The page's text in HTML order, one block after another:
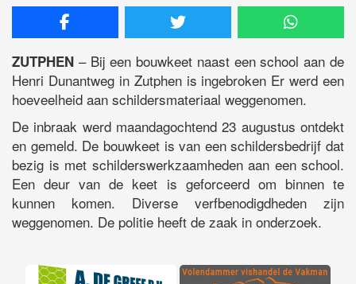
ZUTPHEN – Bij een bouwkeet naast een school aan de
Henri Dunantweg in Zutphen is ingebroken Er werd een
hoeveelheid aan schildersmateriaal weggenomen.
De inbraak werd maandagochtend 23 augustus ontdekt
en gemeld. De bouwkeet is van een schildersbedrijf dat
bezig is met schilderswerkzaamheden aan een school.
Een deur van de keet is geforceerd om binnen te
kunnen komen. Diverse verfbenodigdheden zijn
weggenomen. De politie heeft de zaak in onderzoek.